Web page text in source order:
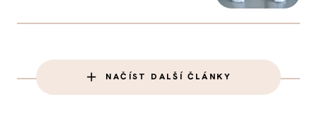
NAČÍST DALŠÍ ČLÁNKY